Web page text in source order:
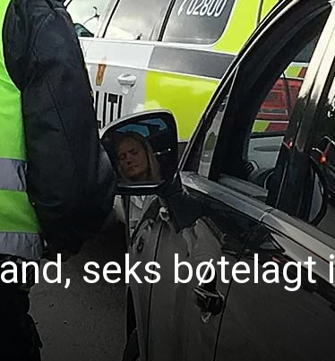
seks bøtelagt